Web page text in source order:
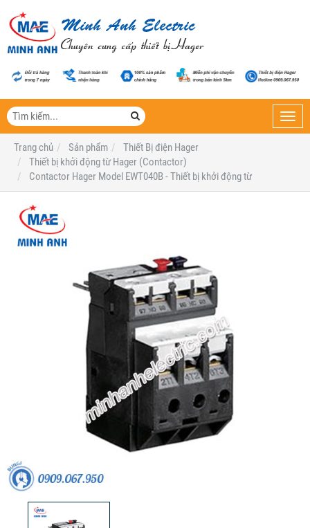
Trang chủ
Sản phẩm
Thiết Bị điện Hager
Thiết bị khởi động từ Hager (Contactor)
Contactor Hager Model EWT040B - Thiết bị khởi động từ